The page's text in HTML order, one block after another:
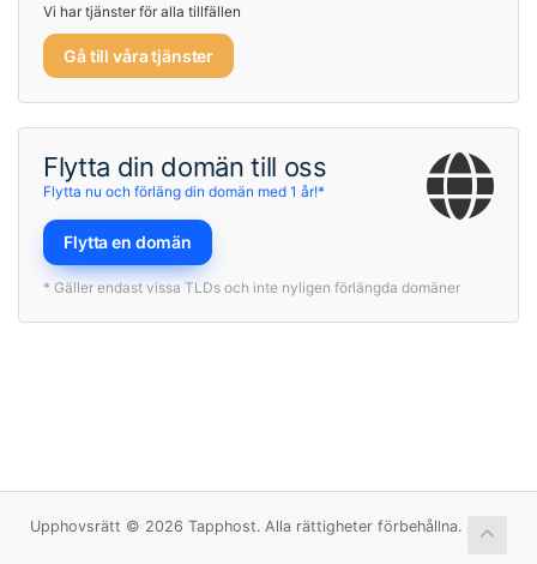
Vi har tjänster för alla tillfällen
Gå till våra tjänster
Flytta din domän till oss
Flytta nu och förläng din domän med 1 år!*
Flytta en domän
* Gäller endast vissa TLDs och inte nyligen förlängda domäner
Upphovsrätt © 2026 Tapphost. Alla rättigheter förbehållna.